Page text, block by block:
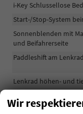
i-Key Schlussellose
Start-/Stop-System
Sonnenblenden mit
und Beifahrerseite
Paddleshift am
Lenkrad höhen- und
Wir